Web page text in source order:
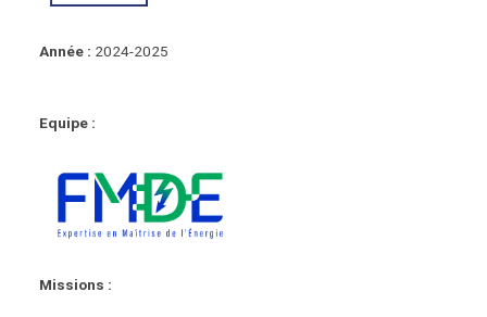
Année : 2024-2025
Equipe :
Missions :